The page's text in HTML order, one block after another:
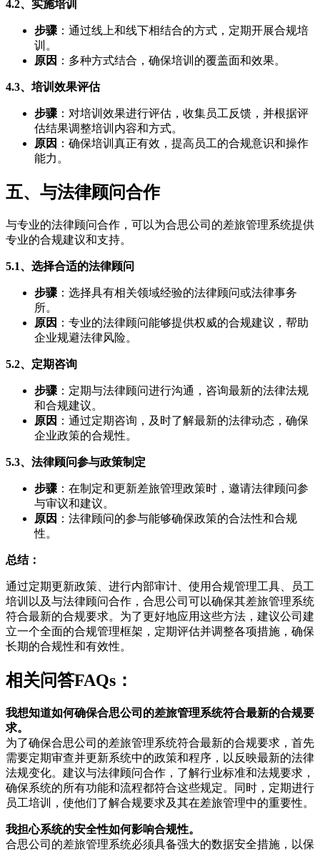
4.2、实施培训
步骤 ：通过线上和线下相结合的方式，定期开展合规培
训。
原因 ：多种方式结合，确保培训的覆盖面和效果。
4.3、培训效果评估
步骤 ：对培训效果进行评估，收集员工反馈，并根据评
估结果调整培训内容和方式。
原因 ：确保培训真正有效，提高员工的合规意识和操作
能力。
五、与法律顾问合作
与专业的法律顾问合作，可以为合思公司的差旅管理系统提供
专业的合规建议和支持。
5.1、选择合适的法律顾问
步骤 ：选择具有相关领域经验的法律顾问或法律事务
所。
原因 ：专业的法律顾问能够提供权威的合规建议，帮助
企业规避法律风险。
5.2、定期咨询
步骤 ：定期与法律顾问进行沟通，咨询最新的法律法规
和合规建议。
原因 ：通过定期咨询，及时了解最新的法律动态，确保
企业政策的合规性。
5.3、法律顾问参与政策制定
步骤 ：在制定和更新差旅管理政策时，邀请法律顾问参
与审议和建议。
原因 ：法律顾问的参与能够确保政策的合法性和合规
性。
总结：
通过定期更新政策、进行内部审计、使用合规管理工具、员工
培训以及与法律顾问合作，合思公司可以确保其差旅管理系统
符合最新的合规要求。为了更好地应用这些方法，建议公司建
立一个全面的合规管理框架，定期评估并调整各项措施，确保
长期的合规性和有效性。
相关问答FAQs：
我想知道如何确保合思公司的差旅管理系统符合最新的合规要
求。
为了确保合思公司的差旅管理系统符合最新的合规要求，首先
需要定期审查并更新系统中的政策和程序，以反映最新的法律
法规变化。建议与法律顾问合作，了解行业标准和法规要求，
确保系统的所有功能和流程都符合这些规定。同时，定期进行
员工培训，使他们了解合规要求及其在差旅管理中的重要性。
我担心系统的安全性如何影响合规性。
合思公司的差旅管理系统必须具备强大的数据安全措施，以保